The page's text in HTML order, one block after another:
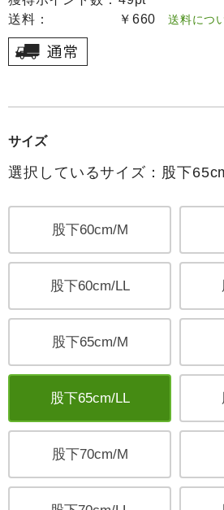
送料：
￥660 送料につ
サイズ
選択しているサイズ：股下
股下60cm/M
股下60cm/LL
股下65cm/M
股下65cm/LL
股下70cm/M